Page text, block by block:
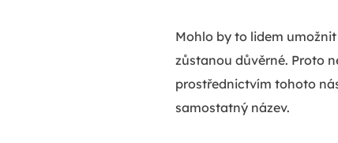
Mohlo by to lidem
zůstanou důvěrné. Proto
prostřednictvím tohoto
samostatný název.